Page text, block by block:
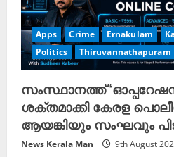
Apps Crime Ernakulam
Politics
Thiruvannathapuram
സംസ്ഥാനത്ത് ‘ഓപ്പറേഷൻ
ശക്തമാക്കി കേരള
ആയങ്കിയും സംഘവും
News Kerala Man 9th August